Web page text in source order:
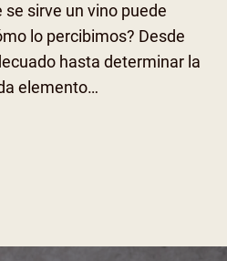
sirve un vino puede
lo percibimos? Desde
hasta determinar la
elemento…